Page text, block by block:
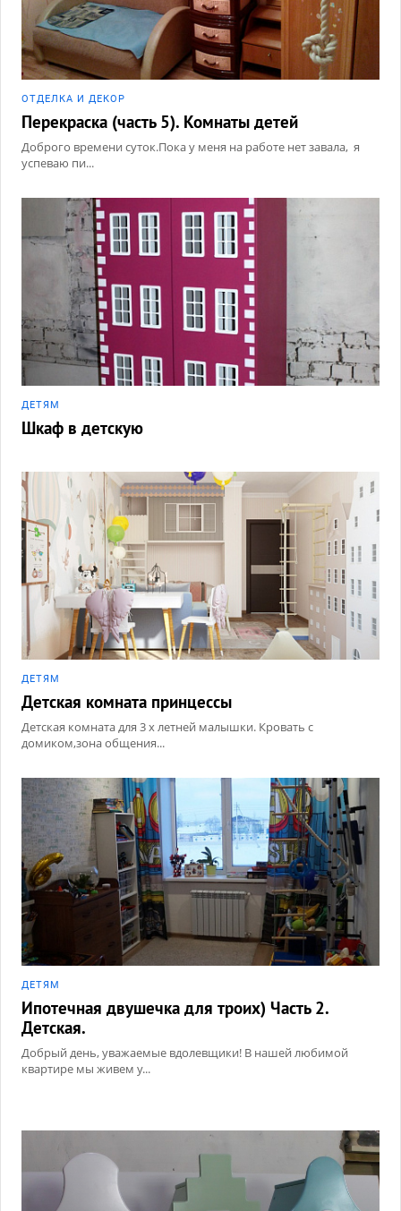
ОТДЕЛКА И ДЕКОР
Перекраска (часть 5). Комнаты детей
Доброго времени суток.Пока у меня на работе нет завала, я
успеваю пи...
ДЕТЯМ
Шкаф в детскую
ДЕТЯМ
Детская комната принцессы
Детская комната для 3 х летней малышки. Кровать с
домиком,зона общения...
ДЕТЯМ
Ипотечная двушечка для троих) Часть 2.
Детская.
Добрый день, уважаемые вдолевщики! В нашей любимой
квартире мы живем у...